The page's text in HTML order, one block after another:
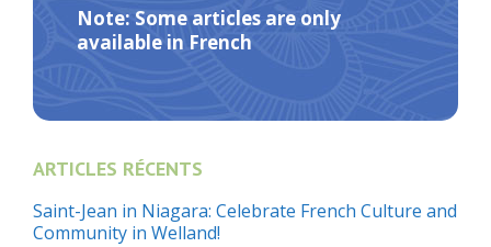
Note: Some articles are only
available in French
ARTICLES RÉCENTS
Saint-Jean in Niagara: Celebrate French Culture and
Community in Welland!